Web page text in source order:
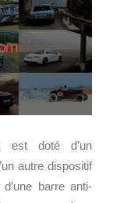
est doté d’un
autre dispositif
barre anti-